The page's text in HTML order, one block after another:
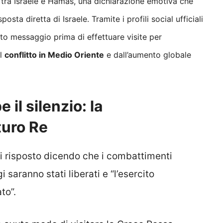
diretta di Israele. Tramite i profili social ufficiali
messaggio prima di effettuare visite per
conflitto in Medio Oriente e dall’aumento globale
il silenzio: la
Re
risposto dicendo che i combattimenti
stati liberati e “l’esercito